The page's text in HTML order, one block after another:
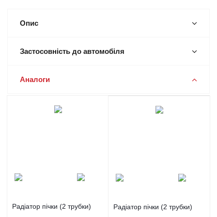
Опис
Застосовність до автомобіля
Аналоги
Радіатор пічки (2 трубки)
Радіатор пічки (2 трубки)